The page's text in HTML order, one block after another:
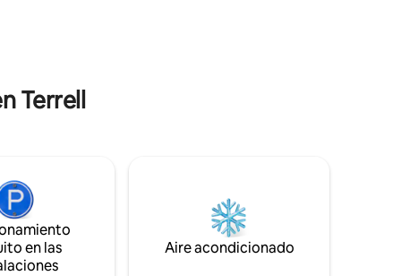
leña.
Terrell
en las
Aire acondicionado